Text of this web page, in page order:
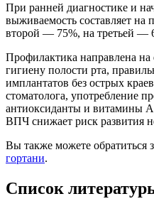
При ранней диагностике и
выживаемость составляет на
второй — 75%, на третьей —
Профилактика направлена на
гигиену полости рта,
имплантатов без острых
стоматолога, употребление
антиоксиданты и витамины
ВПЧ снижает риск развития
Вы также можете обратиться
гортани.
Список